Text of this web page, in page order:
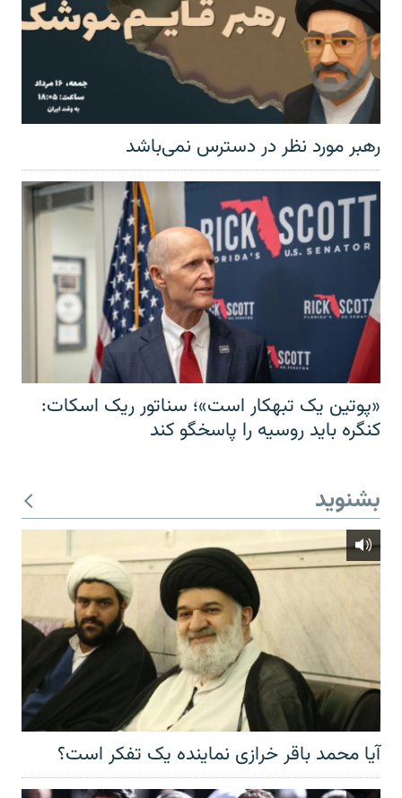
رهبر مورد نظر در دسترس نمی‌باشد
«پوتین یک تبهکار است»؛ سناتور ریک اسکات:
کنگره باید روسیه را پاسخگو کند
بشنوید
آیا محمد باقر خرازی نماینده یک تفکر است؟